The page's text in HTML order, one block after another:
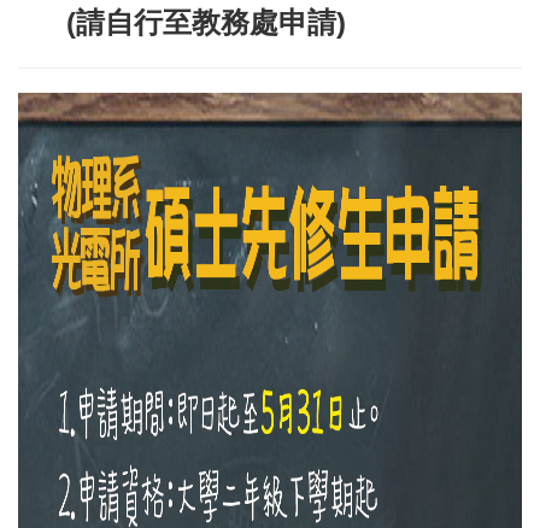
(請自行至教務處申請)